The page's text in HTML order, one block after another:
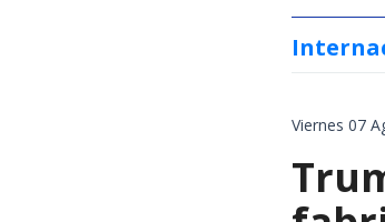
Viernes 07